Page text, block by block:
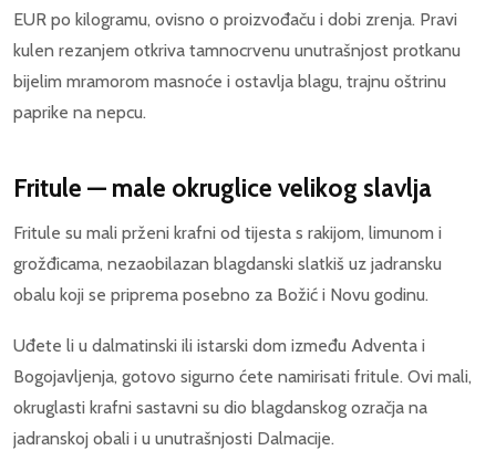
EUR po kilogramu, ovisno o proizvođaču i dobi zrenja. Pravi
kulen rezanjem otkriva tamnocrvenu unutrašnjost protkanu
bijelim mramorom masnoće i ostavlja blagu, trajnu oštrinu
paprike na nepcu.
Fritule — male okruglice velikog slavlja
Fritule su mali prženi krafni od tijesta s rakijom, limunom i
grožđicama, nezaobilazan blagdanski slatkiš uz jadransku
obalu koji se priprema posebno za Božić i Novu godinu.
Uđete li u dalmatinski ili istarski dom između Adventa i
Bogojavljenja, gotovo sigurno ćete namirisati fritule. Ovi mali,
okruglasti krafni sastavni su dio blagdanskog ozračja na
jadranskoj obali i u unutrašnjosti Dalmacije.